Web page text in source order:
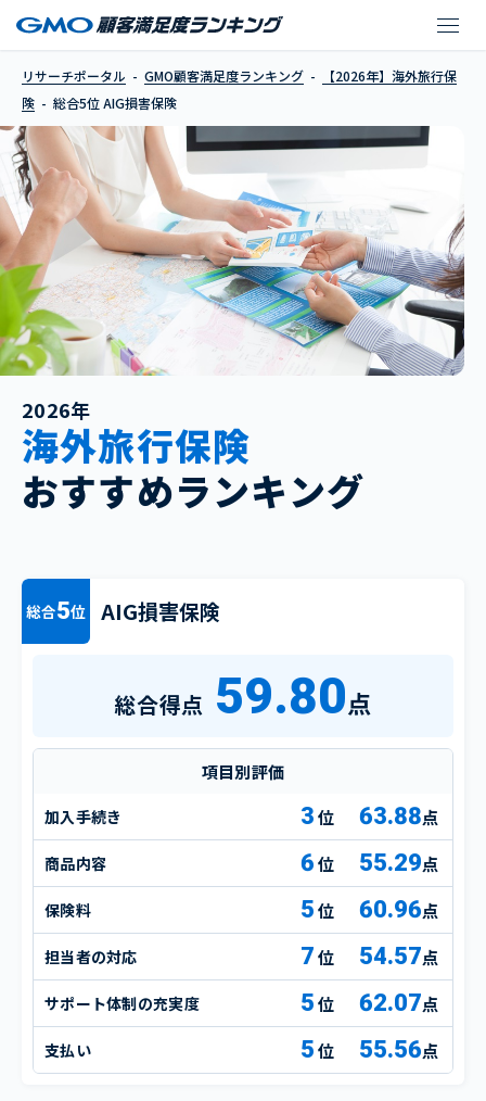
リサーチポータル GMO顧客満足度ランキング
【2026年】海外旅行保
険
総合5位 AIG損害保険
2026年
海外旅行保険
おすすめランキング
総合5位 AIG損害保険
総合得点 59.80点
項目別評価
加入手続き 3 63.88点
商品内容 6 55.29点
保険料 5 60.96点
担当者の対応 7 54.57点
サポート体制の充実度 5 62.07点
支払い 5 55.56点